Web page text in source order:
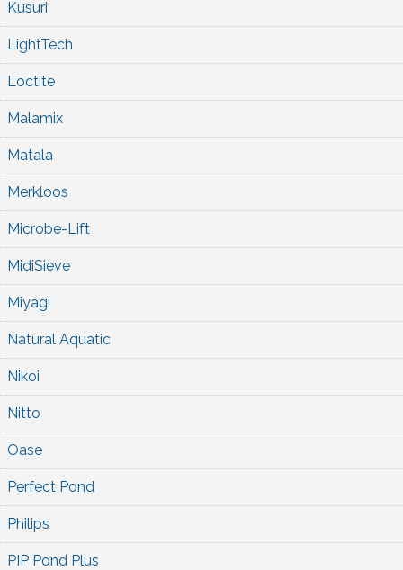
Kusuri
LightTech
Loctite
Malamix
Matala
Merkloos
Microbe-Lift
MidiSieve
Miyagi
Natural Aquatic
Nikoi
Nitto
Oase
Perfect Pond
Philips
PIP Pond Plus